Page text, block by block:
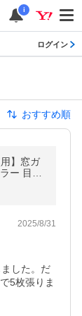
i
ログイン
おすすめ順
】窓ガ
ー 目隠
り直
2025/8/31
した。だ
5枚張りま